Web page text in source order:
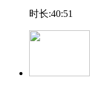
时长:40:51